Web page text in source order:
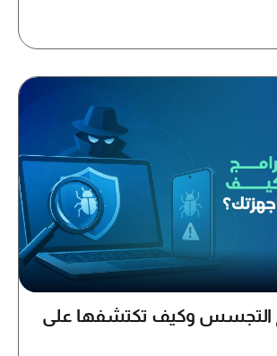
التجسس وكيف تكتشفها على